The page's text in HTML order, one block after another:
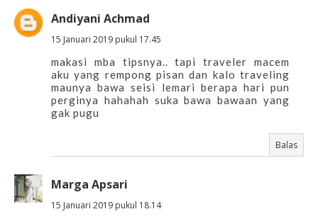
Andiyani Achmad
15 Januari 2019 pukul 17.45
makasi mba tipsnya.. tapi traveler macem
aku yang rempong pisan dan kalo traveling
maunya bawa seisi lemari berapa hari pun
perginya hahahah suka bawa bawaan yang
gak pugu
Balas
Marga Apsari
15 Januari 2019 pukul 18.14